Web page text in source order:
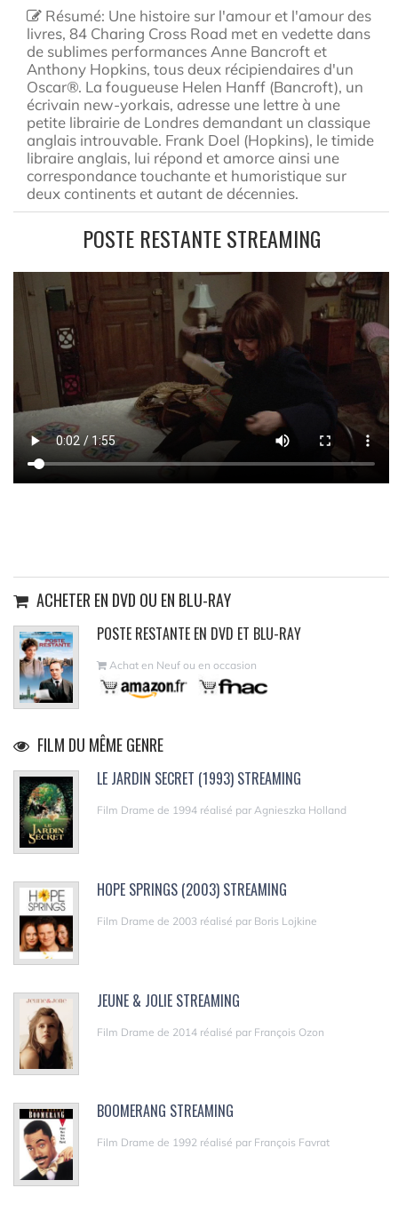
Résumé: Une histoire sur l'amour et l'amour des
livres, 84 Charing Cross Road met en vedette dans
de sublimes performances Anne Bancroft et
Anthony Hopkins, tous deux récipiendaires d'un
Oscar®. La fougueuse Helen Hanff (Bancroft), un
écrivain new-yorkais, adresse une lettre à une
petite librairie de Londres demandant un classique
anglais introuvable. Frank Doel (Hopkins), le timide
libraire anglais, lui répond et amorce ainsi une
correspondance touchante et humoristique sur
deux continents et autant de décennies.
POSTE RESTANTE STREAMING
ACHETER EN DVD OU EN BLU-RAY
POSTE RESTANTE EN DVD ET BLU-RAY
Achat en Neuf ou en occasion
FILM DU MÊME GENRE
LE JARDIN SECRET (1993) STREAMING
Film Drame de 1994 réalisé par Agnieszka Holland
HOPE SPRINGS (2003) STREAMING
Film Drame de 2003 réalisé par Boris Lojkine
JEUNE & JOLIE STREAMING
Film Drame de 2014 réalisé par François Ozon
BOOMERANG STREAMING
Film Drame de 1992 réalisé par François Favrat